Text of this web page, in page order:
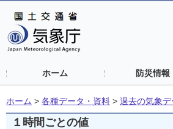
ホーム 防災情報
ホーム > 各種データ・資料 > 過去の気象
１時間ごとの値